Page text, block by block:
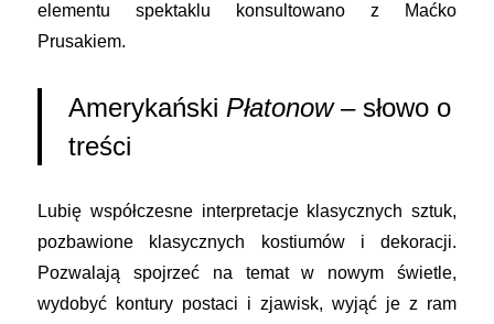
elementu spektaklu konsultowano z Maćko
Prusakiem.
Amerykański Płatonow– słowo o
treści
Lubię współczesne interpretacje klasycznych sztuk,
pozbawione klasycznych kostiumów i dekoracji.
Pozwalają spojrzeć na temat w nowym świetle,
wydobyć kontury postaci i zjawisk, wyjąć je z ram